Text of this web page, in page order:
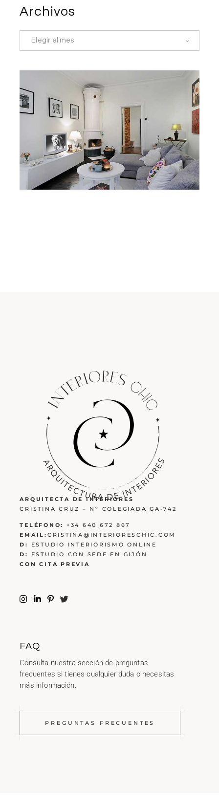
Archivos
Elegir el mes
ARQUITECTA DE INTERIORES
CRISTINA CRUZ – Nº COLEGIADA GA-742
TELÉFONO:
+34 640 672 867
EMAIL: CRISTINA@INTERIORESCHIC.COM
D:
ESTUDIO INTERIORISMO ONLINE
D:
ESTUDIO CON SEDE EN GIJÓN
CON CITA PREVIA
FAQ
Consulta nuestra sección de preguntas
frecuentes si tienes cualquier duda o necesitas
más información.
PREGUNTAS FRECUENTES